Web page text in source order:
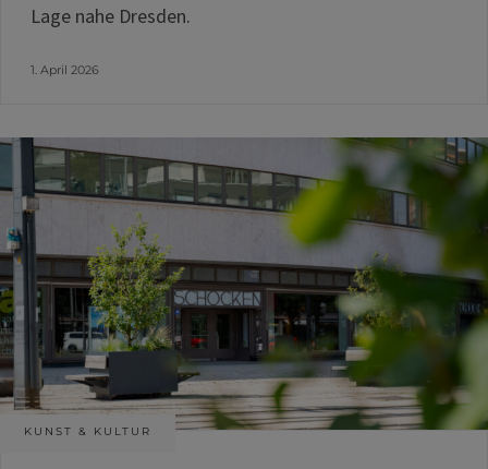
Lage nahe Dresden.
1. April 2026
KUNST & KULTUR